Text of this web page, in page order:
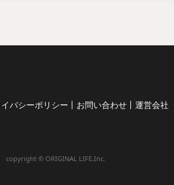
バシーポリシー お問い合わせ 運営会社
copyright © ORIGINAL LIFE,Inc.